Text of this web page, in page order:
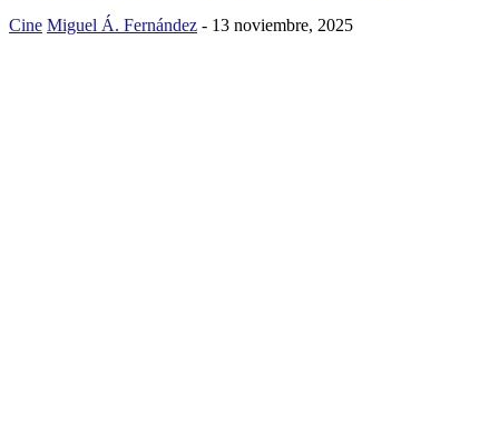
Cine Miguel Á. Fernández - 13 noviembre, 2025